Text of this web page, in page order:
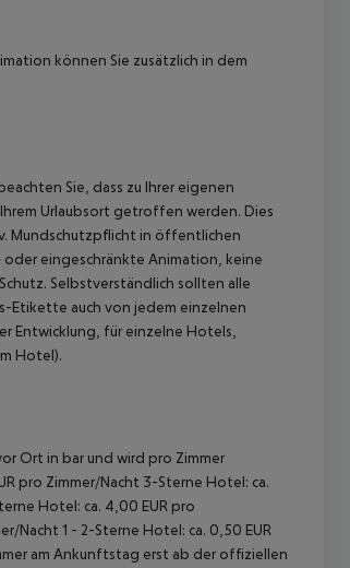
können Sie zusätzlich in dem
Sie, dass zu Ihrer eigenen
Urlaubsort getroffen werden. Dies
Mundschutzpflicht in öffentlichen
eingeschränkte Animation, keine
Selbstverständlich sollten alle
Etikette auch von jedem einzelnen
Entwicklung, für einzelne Hotels,
Hotel).
Ort in bar und wird pro Zimmer
pro Zimmer/Nacht 3-Sterne Hotel: ca.
Hotel: ca. 4,00 EUR pro
Nacht 1 - 2-Sterne Hotel: ca. 0,50 EUR
am Ankunftstag erst ab der offiziellen